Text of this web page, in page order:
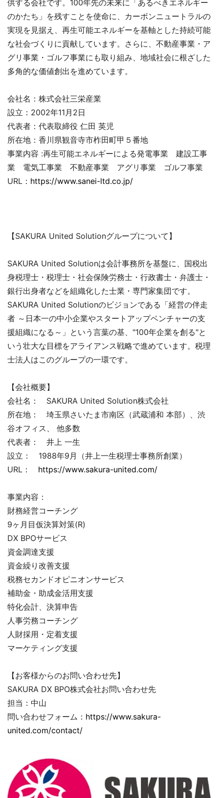
供する会社です。100年先の未来に「あるべきエネルギー
のかたち」を残すことを使命に、カーボンニュートラルの
実現を見据え、再生可能エネルギーを基軸とした持続可能
な社会づくりに貢献しています。さらに、不動産事業・ア
グリ事業・ゴルフ事業にも取り組み、地域社会に根ざした
多角的な価値創出を進めています。
会社名：株式会社三栄産業
設立：2002年11月2日
代表者：代表取締役 仁田 英児
所在地：香川県観音寺市柞田町甲５番地
事業内容 :再生可能エネルギーによる発電事業 建設工事
業 電気工事業 不動産事業 アグリ事業 ゴルフ事業
URL： https://www.sanei-ltd.co.jp/
【SAKURA United Solutionグループについて】
SAKURA United Solutionは会計事務所を基盤に、国税出
身税理士・税理士・社会保険労務士・行政書士・弁護士・
銀行出身者などを組織化した士業・専門家集団です。
SAKURA United Solutionのビジョンである「経営の伴走
者 ～日本一の中小企業やスタートアップベンチャーの支
援組織になる～」という言葉の基、"100年企業を創る"と
いう壮大な目標をアライアンス戦略で進めています。税理
士法人はこのグループの一環です。
【会社概要】
会社名： SAKURA United Solution株式会社
所在地： 埼玉県さいたま市南区（武蔵浦和 本部）、渋
谷オフィス、 他多数
代表者： 井上 一生
設立： 1988年9月（井上一生税理士事務所創業）
URL： https://www.sakura-united.com/
事業内容：
財務経営コーチング
9ヶ月目仮決算対策(R)
DX BPOサービス
資金調達支援
資金繰り改善支援
税務セカンドオピニオンサービス
補助金・助成金活用支援
特化会計、決算申告
人事労務コーチング
人財採用・定着支援
マーケティング支援
【お客様からのお問い合わせ先】
SAKURA DX BPO株式会社お問い合わせ先
担当：中山
問い合わせフォーム： https://www.sakura-
united.com/contact/